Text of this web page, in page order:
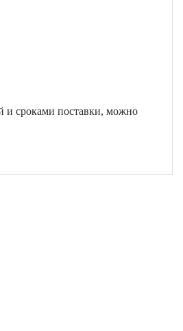
и сроками поставки, можно